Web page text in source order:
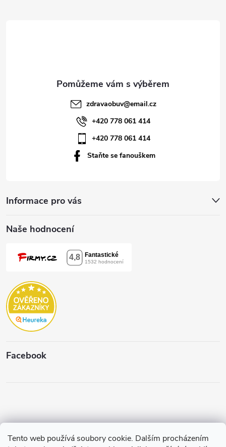
Tento web používá soubory cookie. Dalším procházením
Informace pro vás
Naše hodnocení
Facebook
zdravaobuv@email.cz
+420 778 061 414
+420 778 061 414
Staňte se fanouškem
Copyright 2026 Štěpánková & C. . Všechna práva vyhrazena. Upravit